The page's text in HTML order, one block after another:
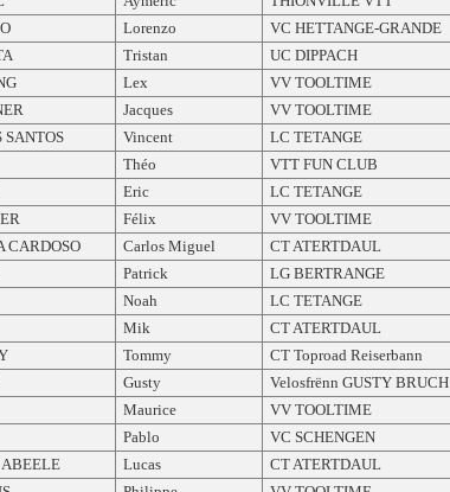
Lorenzo VC HETTANGE-GRANDE
Tristan UC DIPPACH
Lex VV TOOLTIME
Jacques VV TOOLTIME
SANTOS Vincent LC TETANGE
Théo VTT FUN CLUB
Eric LC TETANGE
Félix VV TOOLTIME
CARDOSO Carlos Miguel CT ATERTDAUL
Patrick LG BERTRANGE
Noah LC TETANGE
Mik CT ATERTDAUL
Tommy CT Toproad Reiserbann
Gusty Velosfrënn GUSTY BRUCH
Maurice VV TOOLTIME
Pablo VC SCHENGEN
Lucas CT ATERTDAUL